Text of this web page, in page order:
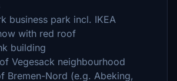
business park incl. IKEA
with red roof
building
Vegesack neighbourhood
Bremen-Nord (e.g. Abeking,